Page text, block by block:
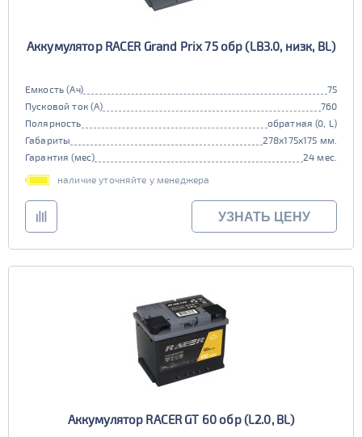
Аккумулятор RACER Grand Prix 75 обр (LB3.0, низк, BL)
Емкость (Ач)
75
Пусковой ток (А)
760
Полярность
обратная (0, L)
Габариты
278x175x175 мм.
Гарантия (мес)
24 мес.
наличие уточняйте у менеджера
УЗНАТЬ ЦЕНУ
Аккумулятор RACER GT 60 обр (L2.0, BL)